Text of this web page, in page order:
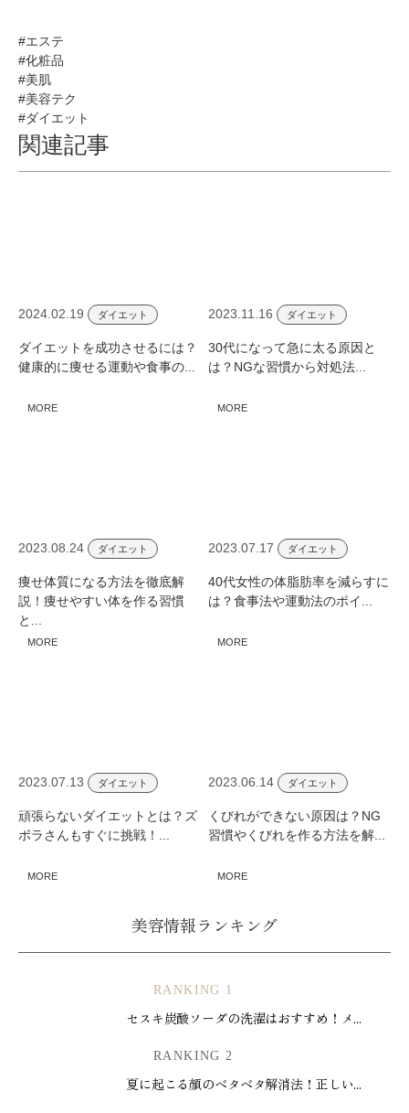
#エステ
#化粧品
#美肌
#美容テク
#ダイエット
関連記事
2024.02.19 ダイエット
ダイエットを成功させるには？
健康的に痩せる運動や食事の...
MORE
2023.11.16 ダイエット
30代になって​急に太る原因と
は？NGな習慣から対処法...
MORE
2023.08.24 ダイエット
痩せ体質になる方法を徹底解
説！痩せやすい体を作る習慣
と...
MORE
2023.07.17 ダイエット
40代女性の体脂肪率を減らすに
は？食事法や運動法のポイ...
MORE
2023.07.13 ダイエット
頑張らないダイエットとは？ズ
ボラさんもすぐに挑戦！...
MORE
2023.06.14 ダイエット
くびれができない原因は？NG
習慣やくびれを作る方法を解...
MORE
美容情報ランキング
RANKING 1
セスキ炭酸ソーダの洗濯はおすすめ！メ...
RANKING 2
夏に起こる顔のベタベタ解消法！正しい...